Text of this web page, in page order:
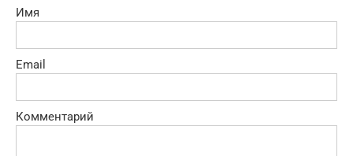
Имя
Email
Комментарий